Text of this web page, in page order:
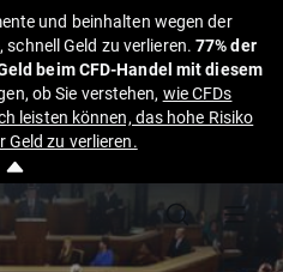
und beinhalten wegen der
schnell Geld zu verlieren.77% der
beim CFD-Handel mit diesem
ob Sie verstehen, wie CFDs
leisten können, das hohe Risiko
Geld zu verlieren.